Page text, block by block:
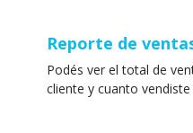
Reporte de
Podés ver el total de
cliente y cuanto